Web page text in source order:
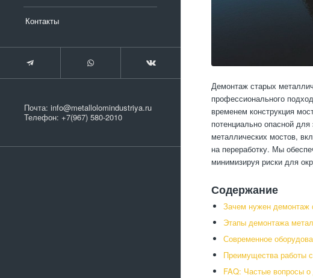
Контакты
Почта: info@metallolomindustriya.ru
Телефон: +7(967) 580-2010
Демонтаж старых
профессионального
временем конструкция
потенциально опасной
металлических мостов,
на переработку. Мы
минимизируя риски для
Содержание
Зачем нужен демонтаж
Этапы демонтажа
Современное
Преимущества работы
FAQ: Частые вопросы